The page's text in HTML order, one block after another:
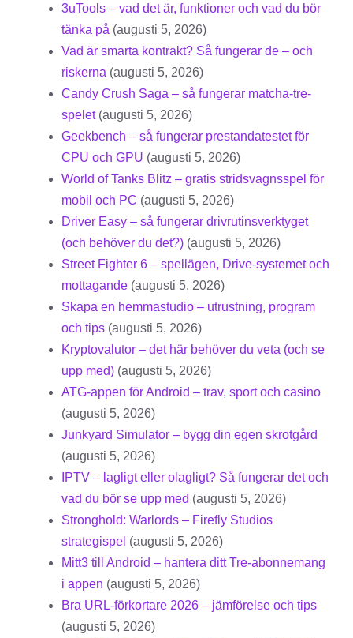
3uTools – vad det är, funktioner och vad du bör
tänka på (augusti 5, 2026)
Vad är smarta kontrakt? Så fungerar de – och
riskerna (augusti 5, 2026)
Candy Crush Saga – så fungerar matcha-tre-
spelet (augusti 5, 2026)
Geekbench – så fungerar prestandatestet för
CPU och GPU (augusti 5, 2026)
World of Tanks Blitz – gratis stridsvagnsspel för
mobil och PC (augusti 5, 2026)
Driver Easy – så fungerar drivrutinsverktyget
(och behöver du det?) (augusti 5, 2026)
Street Fighter 6 – spellägen, Drive-systemet och
mottagande (augusti 5, 2026)
Skapa en hemmastudio – utrustning, program
och tips (augusti 5, 2026)
Kryptovalutor – det här behöver du veta (och se
upp med) (augusti 5, 2026)
ATG-appen för Android – trav, sport och casino
(augusti 5, 2026)
Junkyard Simulator – bygg din egen skrotgård
(augusti 5, 2026)
IPTV – lagligt eller olagligt? Så fungerar det och
vad du bör se upp med (augusti 5, 2026)
Stronghold: Warlords – Firefly Studios
strategispel (augusti 5, 2026)
Mitt3 till Android – hantera ditt Tre-abonnemang
i appen (augusti 5, 2026)
Bra URL-förkortare 2026 – jämförelse och tips
(augusti 5, 2026)